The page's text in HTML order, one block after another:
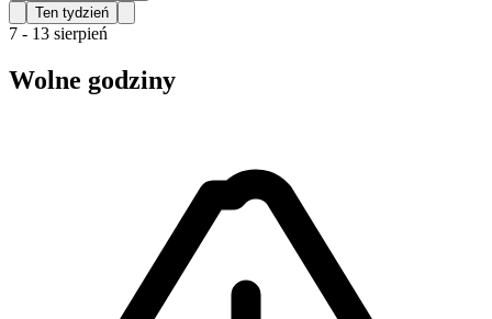
Ten tydzień
7 - 13 sierpień
Wolne godziny